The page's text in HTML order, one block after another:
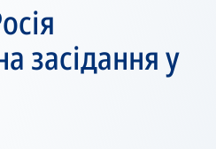
засідання у